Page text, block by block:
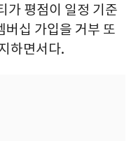
가 평점이 일정 기준
십 가입을 거부 또
하면서다.